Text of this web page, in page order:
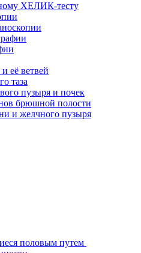
ХЕЛИК-тесту
её ветвей
таза
пузыря и почек
брюшной полости
и желчного пузыря
половым путем